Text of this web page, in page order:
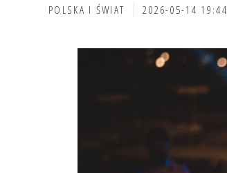
POLSKA I ŚWIAT 2026-05-14 19:44